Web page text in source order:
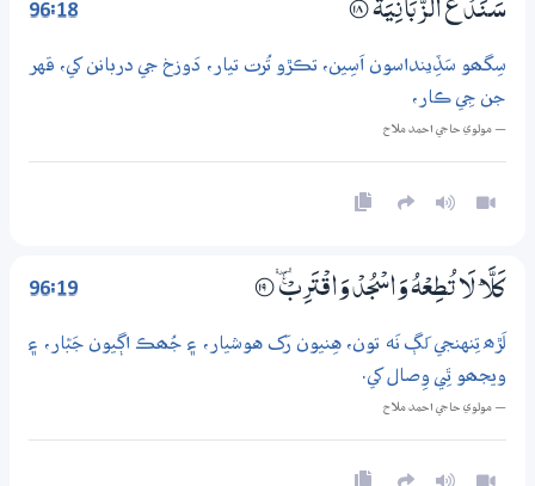
96:18 سَـنَدْعُ الزَّبَانِيَةَ ؀ۙ18
سِگھو سَڏِينداسون اَسِين، تڪڙو تُرت تيار، دَوزخ جي دربانن کي، قهر
جن جِي ڪار،
— مولوي حاجي احمد ملاح
96:19 كَلَّا ۭ لَا تُطِعْهُ وَاسْجُدْ وَاقْتَرِبْ ڙ ؀19
لَڙھ تِنهنجي لَڳ نَه تون، هِنيون رَک هوشيار، ۽ جُھڪ اڳيون جَبّار، ۽
ويجھو ٿِي وِصال کي.
— مولوي حاجي احمد ملاح